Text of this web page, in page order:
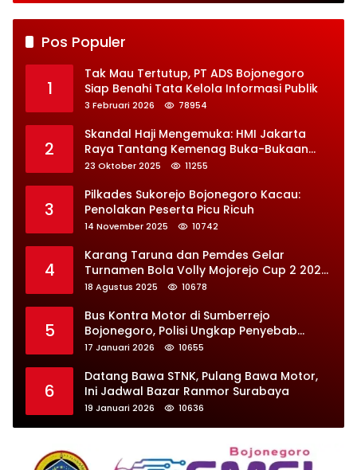
besaran
Pos Populer
1
Tak Mau Tertutup, PT ADS Bojonegoro
Siap Benahi Tata Kelola Informasi Publik
3 Februari 2026 78954
2
Skandal Haji Mengemuka: HMI Jakarta
Raya Tantang Kemenag Buka-Bukaan
Soal Kontrak Syarekah Bermasalah
23 Oktober 2025 11255
3
Pilkades Sukorejo Bojonegoro Kacau:
Penolakan Peserta Picu Ricuh
14 November 2025 10742
4
Karang Taruna dan Pemdes Gelar
Turnamen Bola Volly Mojorejo Cup 2 2025,
Diikuti 28 Tim
18 Agustus 2025 10678
5
Bus Kontra Motor di Sumberrejo
Bojonegoro, Polisi Ungkap Penyebab
Kecelakaan
17 Januari 2026 10655
6
Datang Bawa STNK, Pulang Bawa Motor,
Ini Jadwal Bazar Ranmor Surabaya
19 Januari 2026 10636